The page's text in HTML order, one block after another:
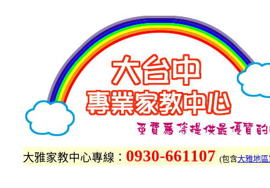
大雅家教中心專線： 0930-661107 (包含大雅地